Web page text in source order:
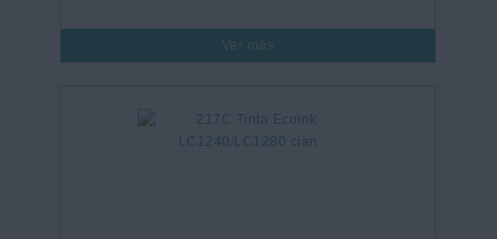
Ver más